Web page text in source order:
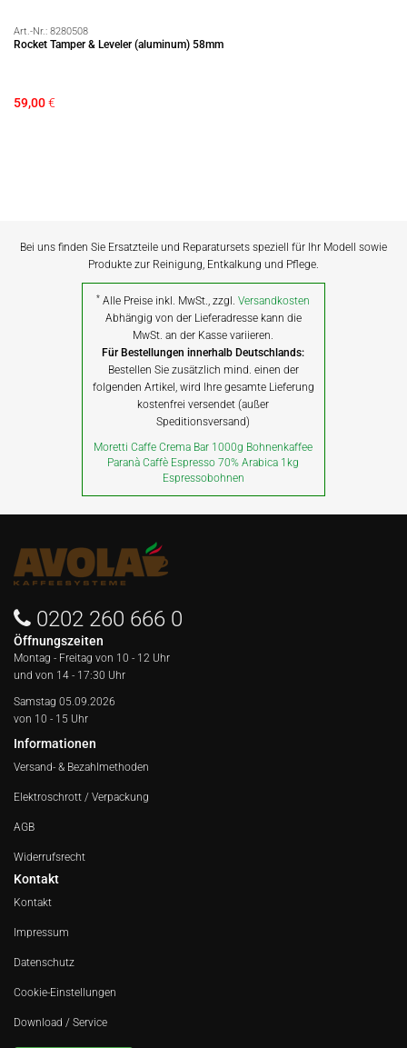
Art.-Nr.: 8280508
Rocket Tamper & Leveler (aluminum) 58mm
59,00€
Bei uns finden Sie Ersatzteile und Reparatursets speziell für Ihr Modell sowie
Produkte zur Reinigung, Entkalkung und Pflege.
* Alle Preise inkl. MwSt., zzgl.Versandkosten
Abhängig von der Lieferadresse kann die
MwSt. an der Kasse variieren.
Für Bestellungen innerhalb Deutschlands:
Bestellen Sie zusätzlich mind. einen der
folgenden Artikel, wird Ihre gesamte Lieferung
kostenfrei versendet (außer
Speditionsversand)
Moretti Caffe Crema Bar 1000g Bohnenkaffee
Paranà Caffè Espresso 70% Arabica 1kg
Espressobohnen
0202 260 666 0
Öffnungszeiten
Montag - Freitag von 10 - 12 Uhr
und von 14 - 17:30 Uhr
Samstag 05.09.2026
von 10 - 15 Uhr
Informationen
Versand- & Bezahlmethoden
Elektroschrott / Verpackung
AGB
Widerrufsrecht
Kontakt
Kontakt
Impressum
Datenschutz
Cookie-Einstellungen
Download / Service